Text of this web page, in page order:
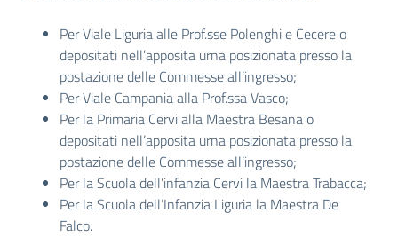
Per Viale Liguria alle Prof.sse Polenghi e Cecere o
depositati nell’apposita urna posizionata presso la
postazione delle Commesse all’ingresso;
Per Viale Campania alla Prof.ssa Vasco;
Per la Primaria Cervi alla Maestra Besana o
depositati nell’apposita urna posizionata presso la
postazione delle Commesse all’ingresso;
Per la Scuola dell’infanzia Cervi la Maestra Trabacca;
Per la Scuola dell’Infanzia Liguria la Maestra De
Falco.